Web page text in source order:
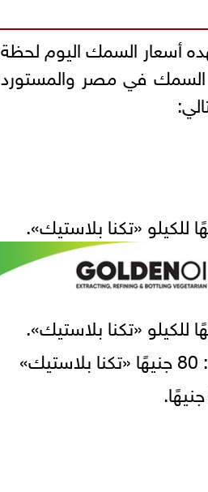
أسعار السمك اليوم لحظة
السمك في مصر والمستورد